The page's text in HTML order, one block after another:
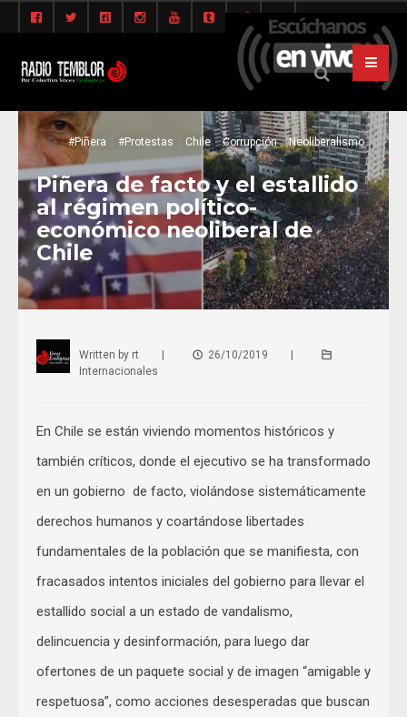
#Piñera #Protestas Chile Corrupción Neoliberalismo
Piñera de facto y el estallido
al régimen político-
económico neoliberal de
Chile
Written by rt | 26/10/2019
|
Internacionales
En Chile se están viviendo momentos históricos y
también críticos, donde el ejecutivo se ha transformado
en un gobierno de facto, violándose sistemáticamente
derechos humanos y coartándose libertades
fundamentales de la población que se manifiesta, con
fracasados intentos iniciales del gobierno para llevar el
estallido social a un estado de vandalismo,
delincuencia y desinformación, para luego dar
ofertones de un paquete social y de imagen “amigable y
respetuosa”, como acciones desesperadas que buscan